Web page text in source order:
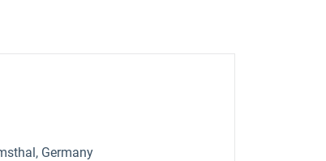
Germany